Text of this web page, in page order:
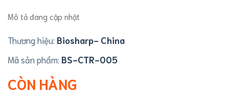
Mô tả đang cập nhật
Thương hiệu: Biosharp- China
Mã sản phẩm: BS-CTR-005
CÒN HÀNG